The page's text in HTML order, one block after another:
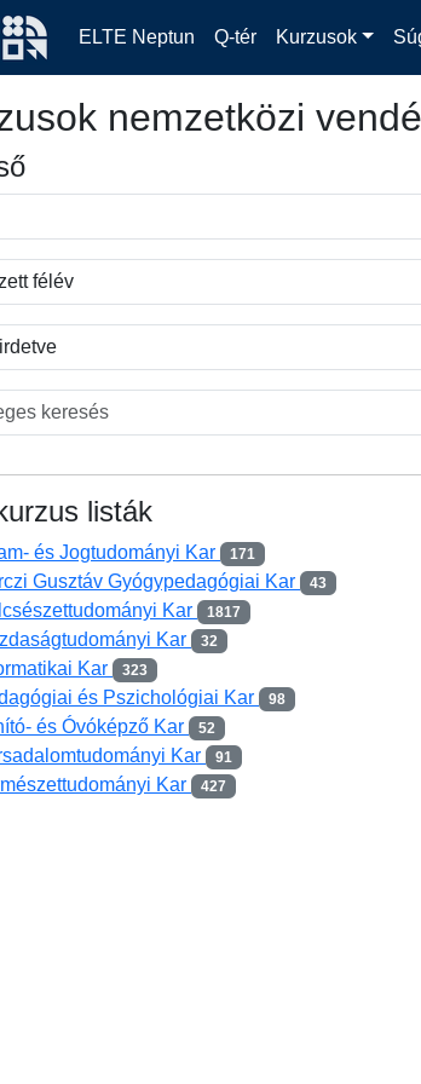
ELTE Neptun Q-tér Kurzusok
nemzetközi
listák
és Jogtudományi Kar 171
Gusztáv Gyógypedagógiai Kar 43
Kar 1817
Kar 32
Kar 323
és Pszichológiai Kar 98
és Óvóképző Kar 52
Kar 91
Kar 427